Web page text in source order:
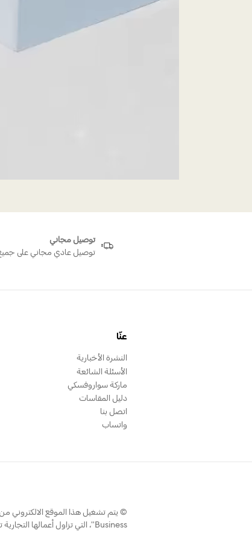
توصيل مجاني
توصيل عادي مجاني على
عنّا
النشرة الأخبارية
الأسئلة الشائعة
ماركة سواروفسكي
دليل المقاسات
اتصل بنا
واتساب
Business"، التي تزاول أعمالها التجارية تحت اسم سواروفسكي